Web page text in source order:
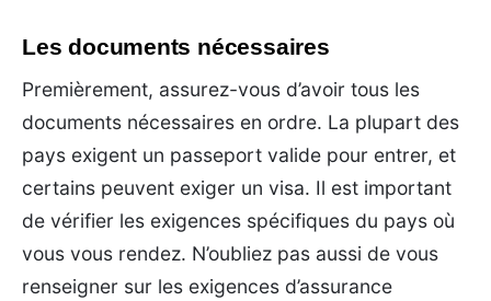
Les documents nécessaires
Premièrement, assurez-vous d’avoir tous les
documents nécessaires en ordre. La plupart des
pays exigent un passeport valide pour entrer, et
certains peuvent exiger un visa. Il est important
de vérifier les exigences spécifiques du pays où
vous vous rendez. N’oubliez pas aussi de vous
renseigner sur les exigences d’assurance